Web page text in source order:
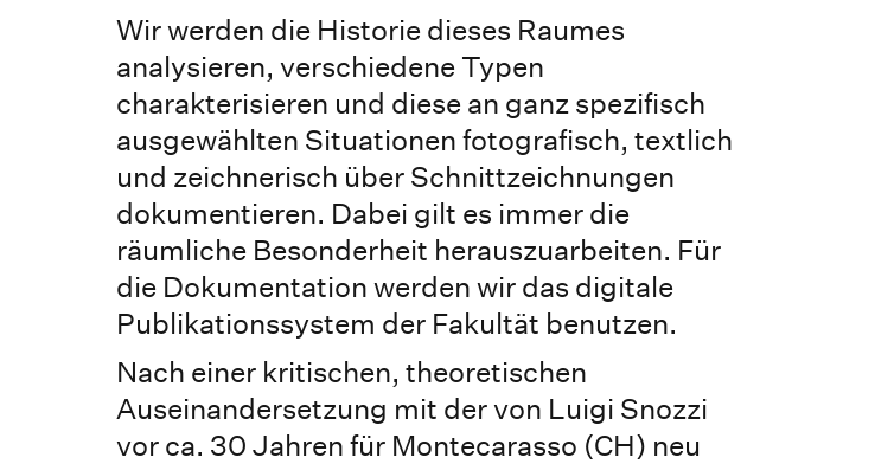
Wir werden die Historie dieses Raumes
analysieren, verschiedene Typen
charakterisieren und diese an ganz spezifisch
ausgewählten Situationen fotografisch, textlich
und zeichnerisch über Schnittzeichnungen
dokumentieren. Dabei gilt es immer die
räumliche Besonderheit herauszuarbeiten. Für
die Dokumentation werden wir das digitale
Publikationssystem der Fakultät benutzen.
Nach einer kritischen, theoretischen
Auseinandersetzung mit der von Luigi Snozzi
vor ca. 30 Jahren für Montecarasso (CH) neu